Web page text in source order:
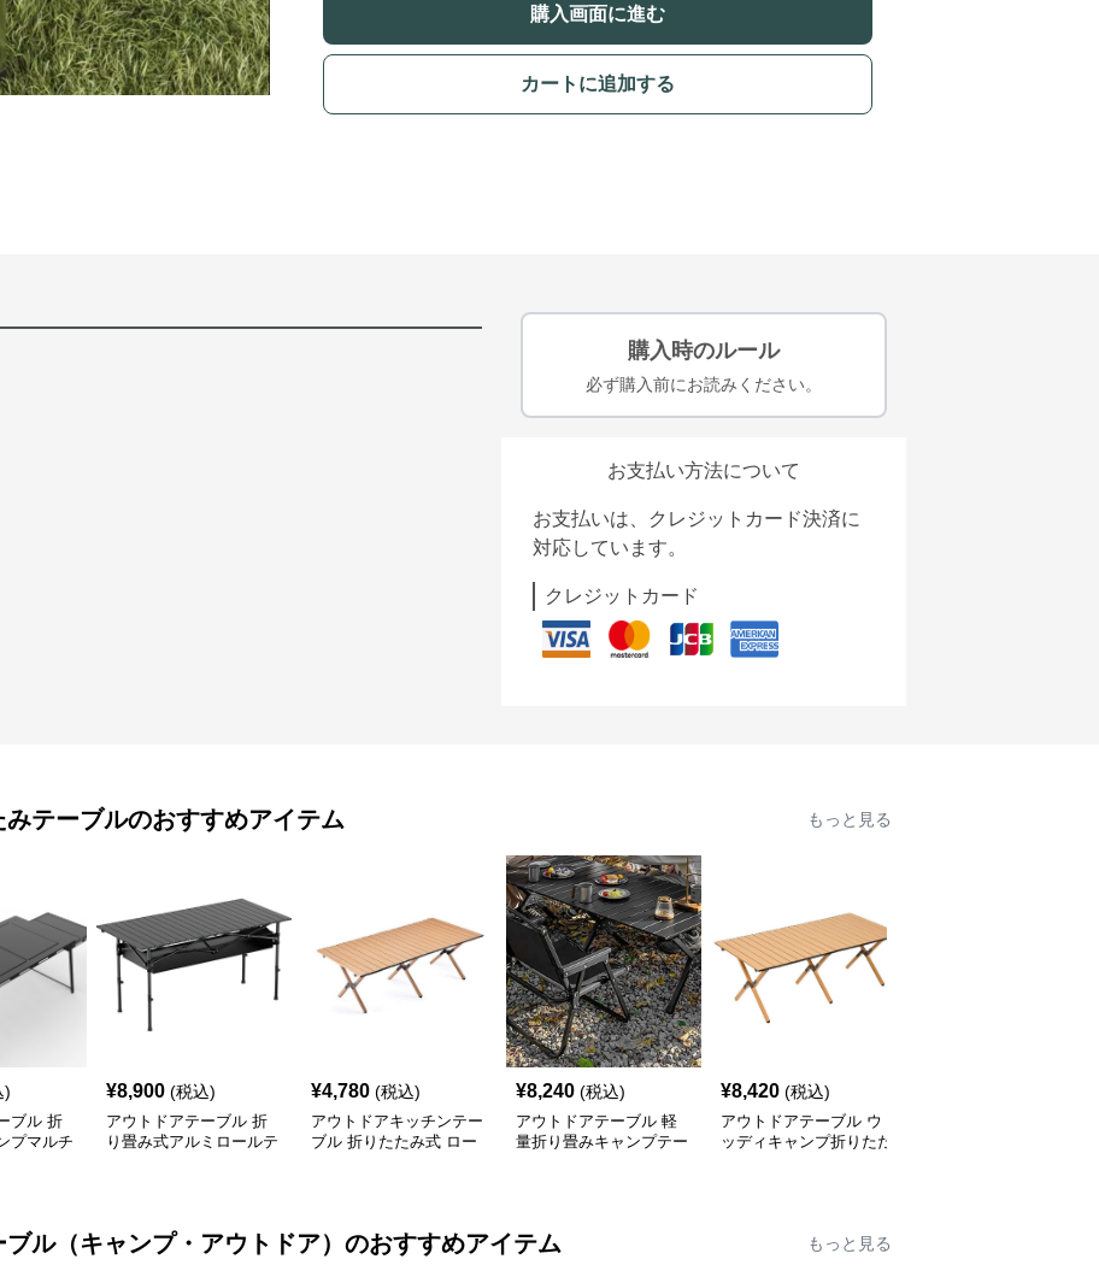
購入画面に進む
カートに追加する
購入時のルール
必ず購入前にお読みください。
お支払い方法について
お支払いは、クレジットカード決済に
対応しています。
クレジットカード
みテーブルのおすすめアイテム もっと見る
)
ブル 折
プマルチ
¥8,900 (税込)
アウトドアテーブル 折
り畳み式アルミロールテ
¥4,780 (税込)
アウトドアキッチンテー
ブル 折りたたみ式 ロー
¥8,240 (税込)
アウトドアテーブル 軽
量折り畳みキャンプテー
¥8,420 (税込)
アウトドアテーブル ウ
ッディキャンプ折りたた
ブル（キャンプ・アウトドア） のおすすめアイテム もっと見る